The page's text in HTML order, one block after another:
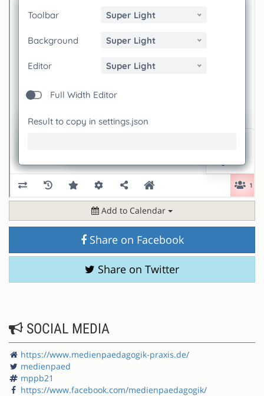
Add to Calendar
Share on Facebook
Share on Twitter
SOCIAL MEDIA
https://www.medienpaedagogik-praxis.de/
medienpaed
mppb21
https://www.facebook.com/medienpaedagogik/